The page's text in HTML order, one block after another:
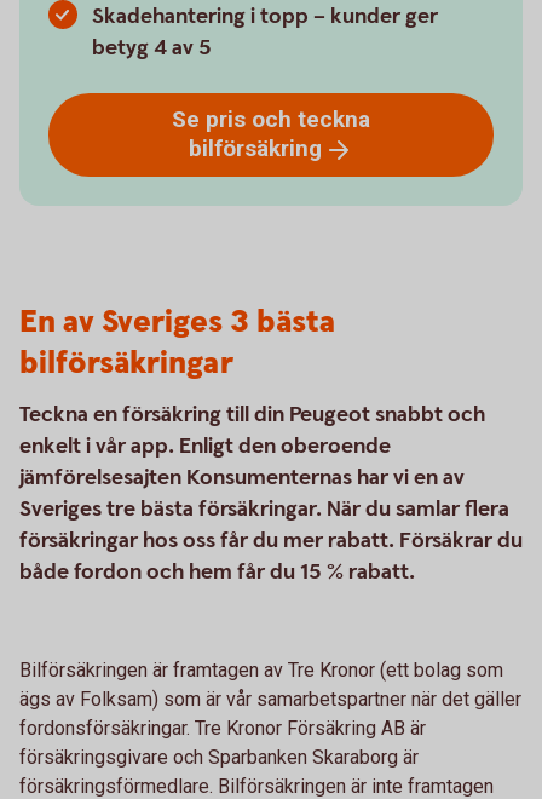
Skadehantering i topp – kunder ger
betyg 4 av 5
Se pris och teckna
bilförsäkring
En av Sveriges 3 bästa
bilförsäkringar
Teckna en försäkring till din Peugeot snabbt och
enkelt i vår app. Enligt den oberoende
jämförelsesajten Konsumenternas har vi en av
Sveriges tre bästa försäkringar. När du samlar flera
försäkringar hos oss får du mer rabatt. Försäkrar du
både fordon och hem får du 15 % rabatt.
Bilförsäkringen är framtagen av Tre Kronor (ett bolag som
ägs av Folksam) som är vår samarbetspartner när det gäller
fordonsförsäkringar. Tre Kronor Försäkring AB är
försäkringsgivare och Sparbanken Skaraborg är
försäkringsförmedlare. Bilförsäkringen är inte framtagen